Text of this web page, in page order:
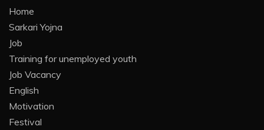
Home
Sarkari Yojna
Job
Training for unemployed youth
Job Vacancy
English
Motivation
Festival